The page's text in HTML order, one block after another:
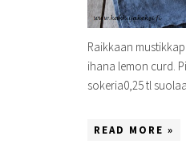
Raikkaan
ihana lemon curd.
sokeria0,25 tl
READ MORE »